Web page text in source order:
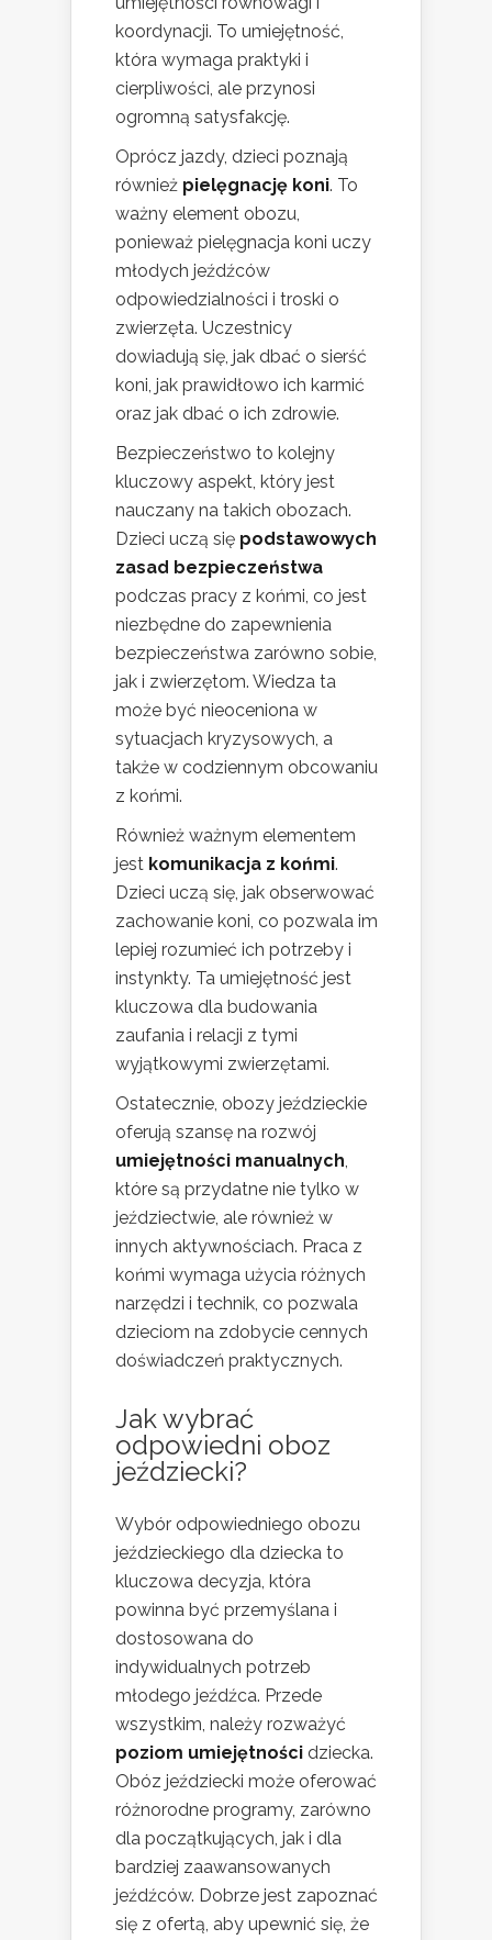
koordynacji. To umiejętność,
która wymaga praktyki i
cierpliwości, ale przynosi
ogromną satysfakcję.
Oprócz jazdy, dzieci poznają
również pielęgnację koni. To
ważny element obozu,
ponieważ pielęgnacja koni uczy
młodych jeźdźców
odpowiedzialności i troski o
zwierzęta. Uczestnicy
dowiadują się, jak dbać o sierść
koni, jak prawidłowo ich karmić
oraz jak dbać o ich zdrowie.
Bezpieczeństwo to kolejny
kluczowy aspekt, który jest
nauczany na takich obozach.
Dzieci uczą się podstawowych
zasad bezpieczeństwa
podczas pracy z końmi, co jest
niezbędne do zapewnienia
bezpieczeństwa zarówno sobie,
jak i zwierzętom. Wiedza ta
może być nieoceniona w
sytuacjach kryzysowych, a
także w codziennym obcowaniu
z końmi.
Również ważnym elementem
jest komunikacja z końmi.
Dzieci uczą się, jak obserwować
zachowanie koni, co pozwala im
lepiej rozumieć ich potrzeby i
instynkty. Ta umiejętność jest
kluczowa dla budowania
zaufania i relacji z tymi
wyjątkowymi zwierzętami.
Ostatecznie, obozy jeździeckie
oferują szansę na rozwój
umiejętności manualnych
które są przydatne nie tylko w
jeździectwie, ale również w
innych aktywnościach. Praca z
końmi wymaga użycia różnych
narzędzi i technik, co pozwala
dzieciom na zdobycie cennych
doświadczeń praktycznych.
Jak wybrać
odpowiedni oboz
jeździecki?
Wybór odpowiedniego obozu
jeździeckiego dla dziecka to
kluczowa decyzja, która
powinna być przemyślana i
dostosowana do
indywidualnych potrzeb
młodego jeźdźca. Przede
wszystkim, należy rozważyć
poziom umiejętności dziecka.
Obóz jeździecki może oferować
różnorodne programy, zarówno
dla początkujących, jak i dla
bardziej zaawansowanych
jeźdźców. Dobrze jest zapoznać
się z ofertą, aby upewnić się, że